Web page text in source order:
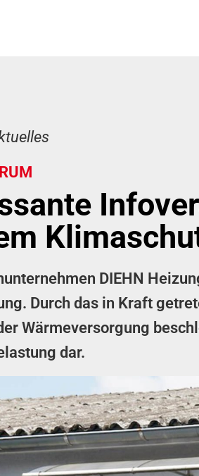
DIEHN
Durch das in Kraft
Wärmeversorgung
dar.